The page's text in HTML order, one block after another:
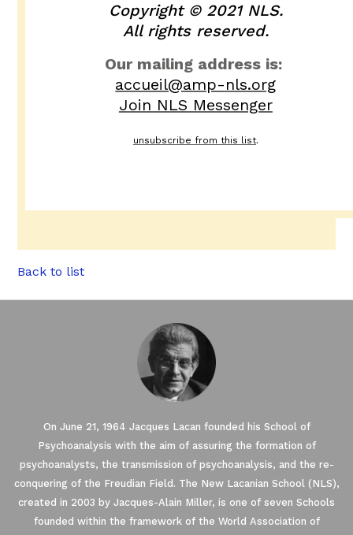
Copyright © 2021 NLS.
All rights reserved.
Our mailing address is:
accueil@amp-nls.org
Join NLS Messenger
unsubscribe from this list.
Back to list
On June 21, 1964 Jacques Lacan founded his School of
Psychoanalysis with the aim of assuring the formation of
psychoanalysts, the transmission of psychoanalysis, and the re-
conquering of the Freudian Field. The New Lacanian School (NLS),
created in 2003 by Jacques-Alain Miller, is one of seven Schools
founded within the framework of the World Association of